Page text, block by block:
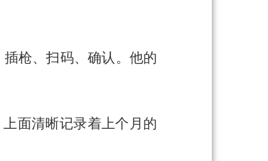
枪、扫码、确认。他的
面清晰记录着上个月的